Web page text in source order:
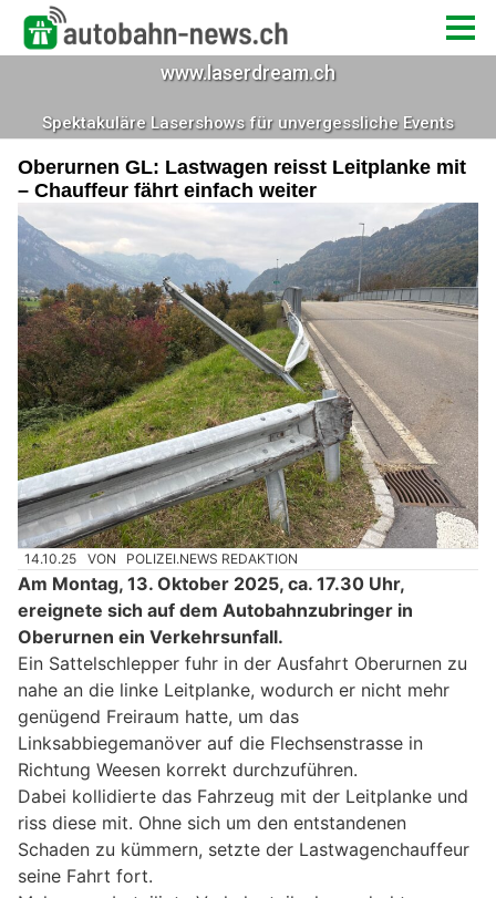
Oberurnen GL: Lastwagen reisst Leitplanke mit
– Chauffeur fährt einfach weiter
14.10.25 VON POLIZEI.NEWS REDAKTION
Am Montag, 13. Oktober 2025, ca. 17.30 Uhr,
ereignete sich auf dem Autobahnzubringer in
Oberurnen ein Verkehrsunfall.
Ein Sattelschlepper fuhr in der Ausfahrt Oberurnen zu
nahe an die linke Leitplanke, wodurch er nicht mehr
genügend Freiraum hatte, um das
Linksabbiegemanöver auf die Flechsenstrasse in
Richtung Weesen korrekt durchzuführen.
Dabei kollidierte das Fahrzeug mit der Leitplanke und
riss diese mit. Ohne sich um den entstandenen
Schaden zu kümmern, setzte der Lastwagenchauffeur
seine Fahrt fort.